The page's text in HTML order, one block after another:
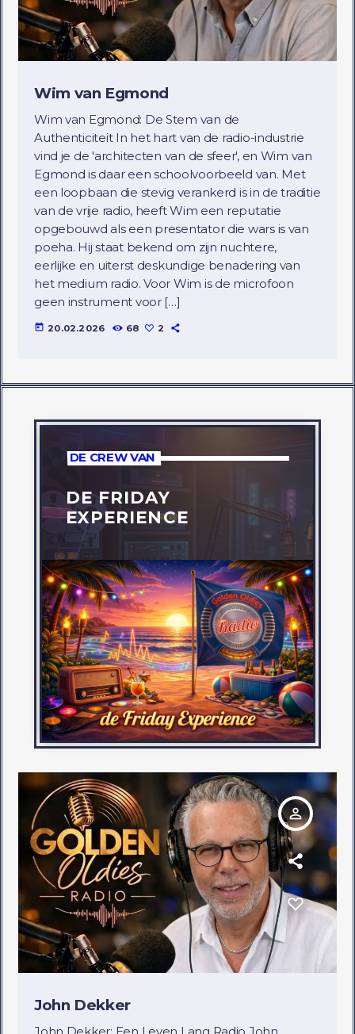
Wim van Egmond
Wim van Egmond: De Stem van de
Authenticiteit In het hart van de radio-industrie
vind je de 'architecten van de sfeer', en Wim van
Egmond is daar een schoolvoorbeeld van. Met
een loopbaan die stevig verankerd is in de traditie
van de vrije radio, heeft Wim een reputatie
opgebouwd als een presentator die wars is van
poeha. Hij staat bekend om zijn nuchtere,
eerlijke en uiterst deskundige benadering van
het medium radio. Voor Wim is de microfoon
geen instrument voor […]
today 20.02.2026 68 2
DE CREW VAN
DE FRIDAY
EXPERIENCE
person_outline
John Dekker